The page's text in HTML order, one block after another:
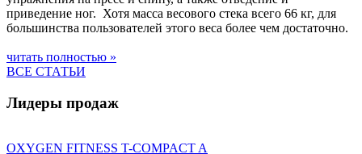
приведение ног. Хотя масса весового стека всего 66 кг, для
большинства пользователей этого веса более чем достаточно.
читать полностью »
ВСЕ СТАТЬИ
Лидеры продаж
OXYGEN FITNESS T-COMPACT A